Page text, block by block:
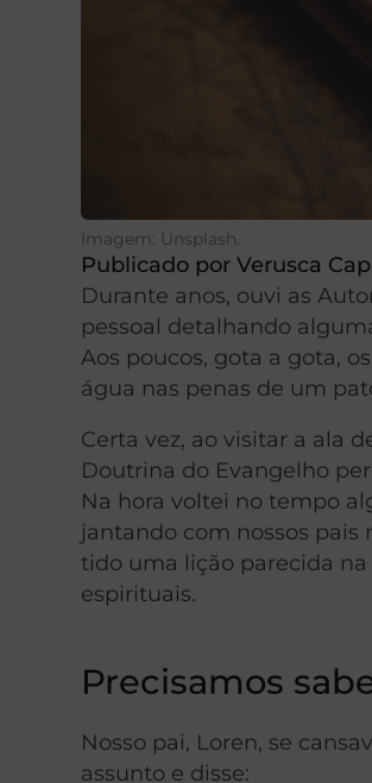
Imagem: Unsplash.
Publicado por Verusca
Durante anos, ouvi as
pessoal detalhando
Aos poucos, gota a gota,
água nas penas de um
Certa vez, ao visitar a ala
Doutrina do Evangelho
Na hora voltei no tempo
jantando com nossos
tido uma lição parecida
espirituais.
Precisamos
Nosso pai, Loren, se
assunto e disse: